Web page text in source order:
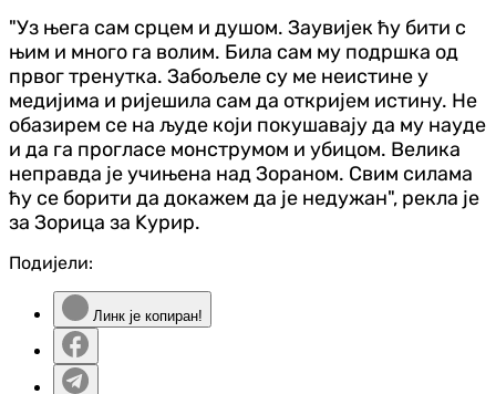
"Уз њега сам срцем и душом. Заувијек ћу бити с
њим и много га волим. Била сам му подршка од
првог тренутка. Забољеле су ме неистине у
медијима и ријешила сам да откријем истину. Не
обазирем се на људе који покушавају да му науде
и да га прогласе монструмом и убицом. Велика
неправда је учињена над Зораном. Свим силама
ћу се борити да докажем да је недужан", рекла је
за Зорица за Kурир.
Подијели:
Линк је копиран!